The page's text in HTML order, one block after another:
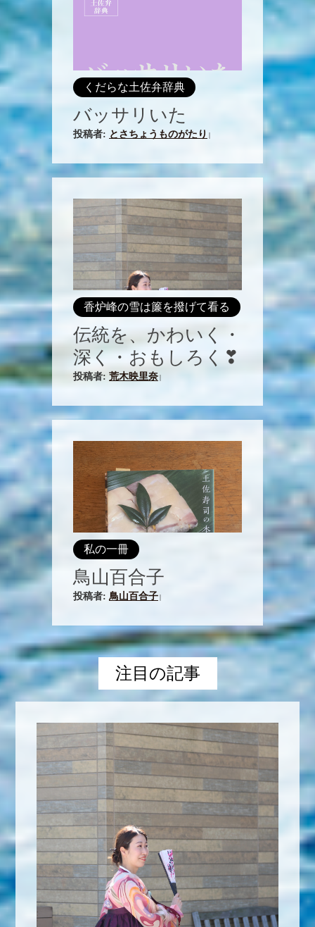
くだらな土佐弁辞典
バッサリいた
投稿者: とさちょうものがたり
香炉峰の雪は簾を撥げて看る
伝統を、かわいく・
深く・おもしろく❣
投稿者: 荒木映里奈
私の一冊
鳥山百合子
投稿者: 鳥山百合子
注目の記事